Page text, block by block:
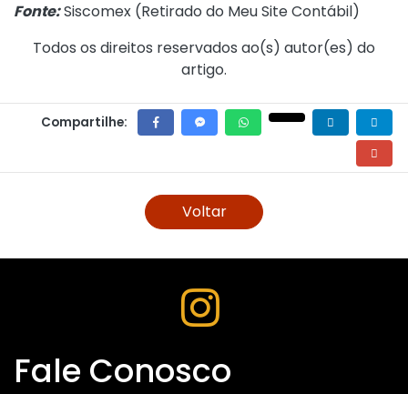
Fonte:Siscomex (Retirado do Meu Site Contábil)
Todos os direitos reservados ao(s) autor(es) do
artigo.
Compartilhe:
Voltar
Fale Conosco